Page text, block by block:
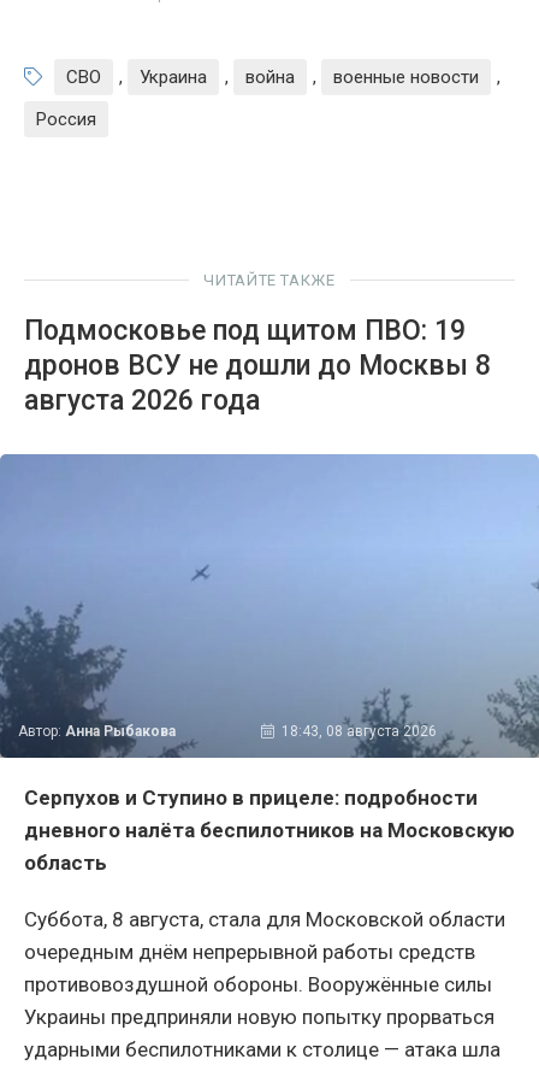
СВО , Украина , война , военные новости
,
Россия
ЧИТАЙТЕ ТАКЖЕ
Подмосковье под щитом ПВО: 19
дронов ВСУ не дошли до Москвы 8
августа 2026 года
Автор: Анна Рыбакова 18:43, 08 августа 2026
Серпухов и Ступино в прицеле: подробности
дневного налёта беспилотников на Московскую
область
Суббота, 8 августа, стала для Московской области
очередным днём непрерывной работы средств
противовоздушной обороны. Вооружённые силы
Украины предприняли новую попытку прорваться
ударными беспилотниками к столице — атака шла